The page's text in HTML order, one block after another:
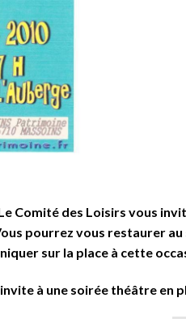
Comité des Loisirs vous
pourrez vous restaurer au
sur la place à cette
invite à une soirée théâtre en